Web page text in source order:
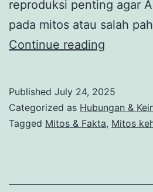
reproduksi penting agar
pada mitos atau salah
Continue reading
Saat
Mens
Ini
Published July 24, 2025
Categorized as Hubungan &
Tagged Mitos & Fakta, Mitos